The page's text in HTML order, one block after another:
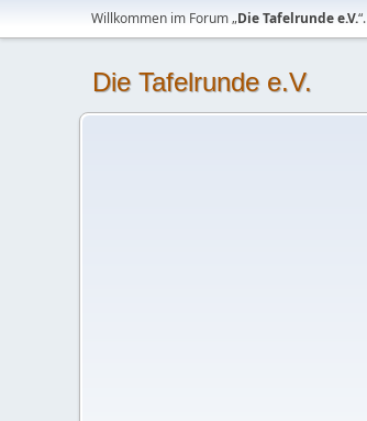
Willkommen im Forum „Die Tafelrunde e.V.“.
Die Tafelrunde e.V.